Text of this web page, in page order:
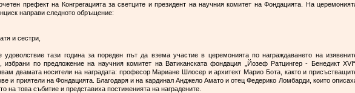
префект на Конгрегацията за светците и президент на научния комитет на Фондацията. На
направи следното обръщение:
и сестри,
тази година за пореден път да взема участие в церемонията по награждаването на
избрани по предложение на научния комитет на Ватиканската фондация „Йозеф Ратцингер - Бенедикт XVI“.
двамата носители на наградата: професор Мариане Шлосер и архитект Марио Бота, както и
и приятели на Фондацията. Благодаря и на кардинал Анджело Амато и отец Федерико Ломбарди, които
на това събитие и представиха постиженията на наградените.